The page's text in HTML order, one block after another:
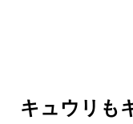
キュウリも